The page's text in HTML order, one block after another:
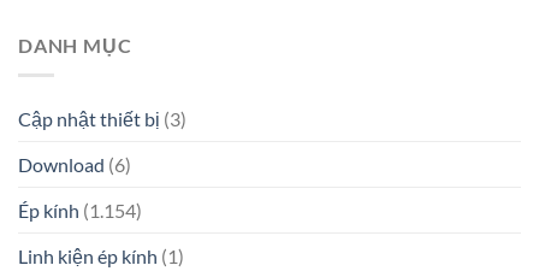
DANH MỤC
Cập nhật thiết bị (3)
Download (6)
Ép kính (1.154)
Linh kiện ép kính (1)